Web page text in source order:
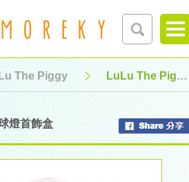
The Piggy LuLu The Piggy 雪球燈首飾盒
燈首飾盒